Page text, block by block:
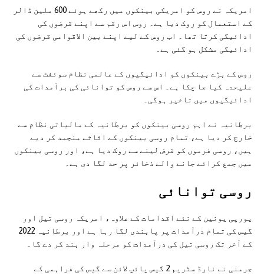
امریکہ نے روس کو امریکی بینکوں میں رکھے ہوئے 600 ملین ڈالر
کے استعمال کو روک دیا ہے۔ روس اس رقم سے اپنے قرضوں کی
ادائیگی کرتا تھا۔ اب روس کے لیے اپنے بین الاقوامی قرضوں کی
ادائیگی مشکل ہو گئی ہے۔
روس کے بڑے بینکوں کو ادائیگیوں کے عالمی نظام سوئفٹ سے
علیحدہ کیا جا چکا ہے۔ اس سے روس کو توانائی کی برآمدات کی
ادائیگیوں میں تاخیر ہوگی۔
برطانیہ نے اہم روسی بینکوں کو برطانیہ کے مالیاتی نظام سے
خارج کر دیا ہے، تمام روسی بینکوں کے اثاثے منجمد کر دیے
ہیں، روسی فرموں کو قرض لینے سے روک دیا ہے، اور روسی بینکوں
میں جمع کرائے جانے والے ذخائر پر حد لگا دی ہے۔
روسی توانائی
یورپی یونین کے نئے اقدامات کے علاوہ، امریکہ روسی تیل اور
گیس کی تمام درآمدات پر پابندی لگا رہا ہے اور برطانیہ 2022
کے آخر تک روسی تیل کی درآمدات کو مرحلہ وار بند کر دے گا۔
جرمنی نے نارڈ سٹریم 2 گیس پائپ لائن سے گیس کی فراہمی کے